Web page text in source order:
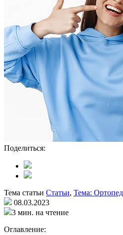
Поделиться:
Тема статьи Статьи, Тема:
08.03.2023
3 мин. на чтение
Оглавление: